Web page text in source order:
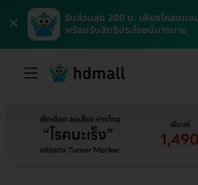
×
รับส่วนลด 200 บ. เพียงโหลดแ
พร้อมรับสิทธิประโยชน์มากมาย